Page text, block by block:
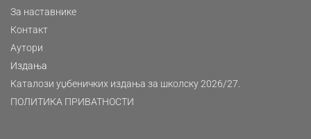
За наставнике
Контакт
Аутори
Издања
Каталози уџбеничких издања за школску 2026/27.
ПОЛИТИКА ПРИВАТНОСТИ